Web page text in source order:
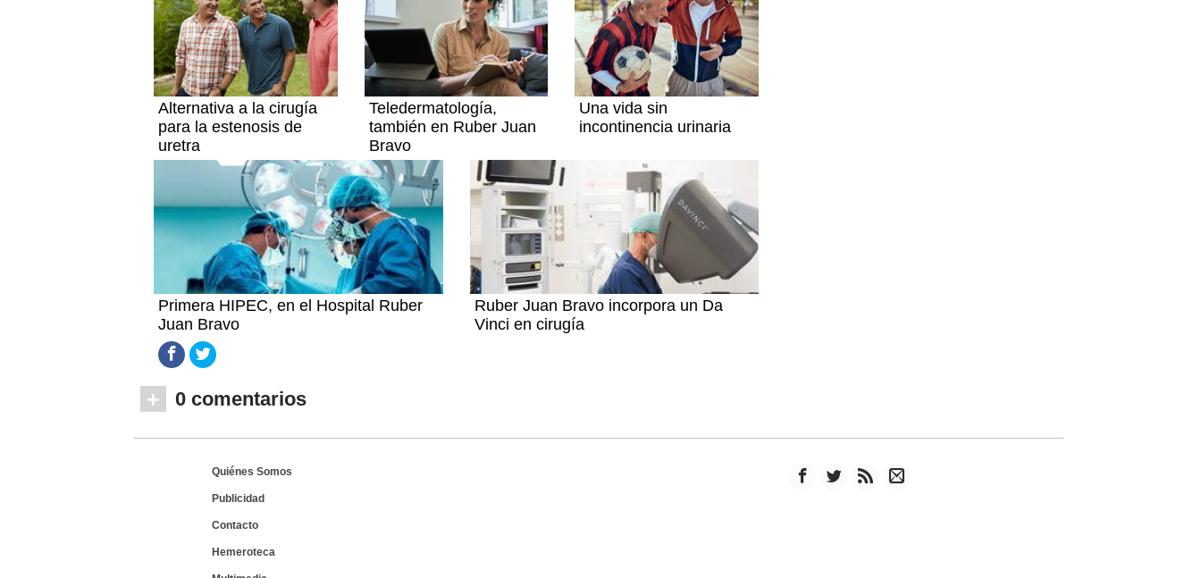
Alternativa a la cirugía
para la estenosis de
uretra
Teledermatología,
también en Ruber Juan
Bravo
Una vida sin
incontinencia urinaria
Primera HIPEC, en el Hospital Ruber
Juan Bravo
Ruber Juan Bravo incorpora un Da
Vinci en cirugía
+ 0 comentarios
Quiénes Somos
Publicidad
Contacto
Hemeroteca